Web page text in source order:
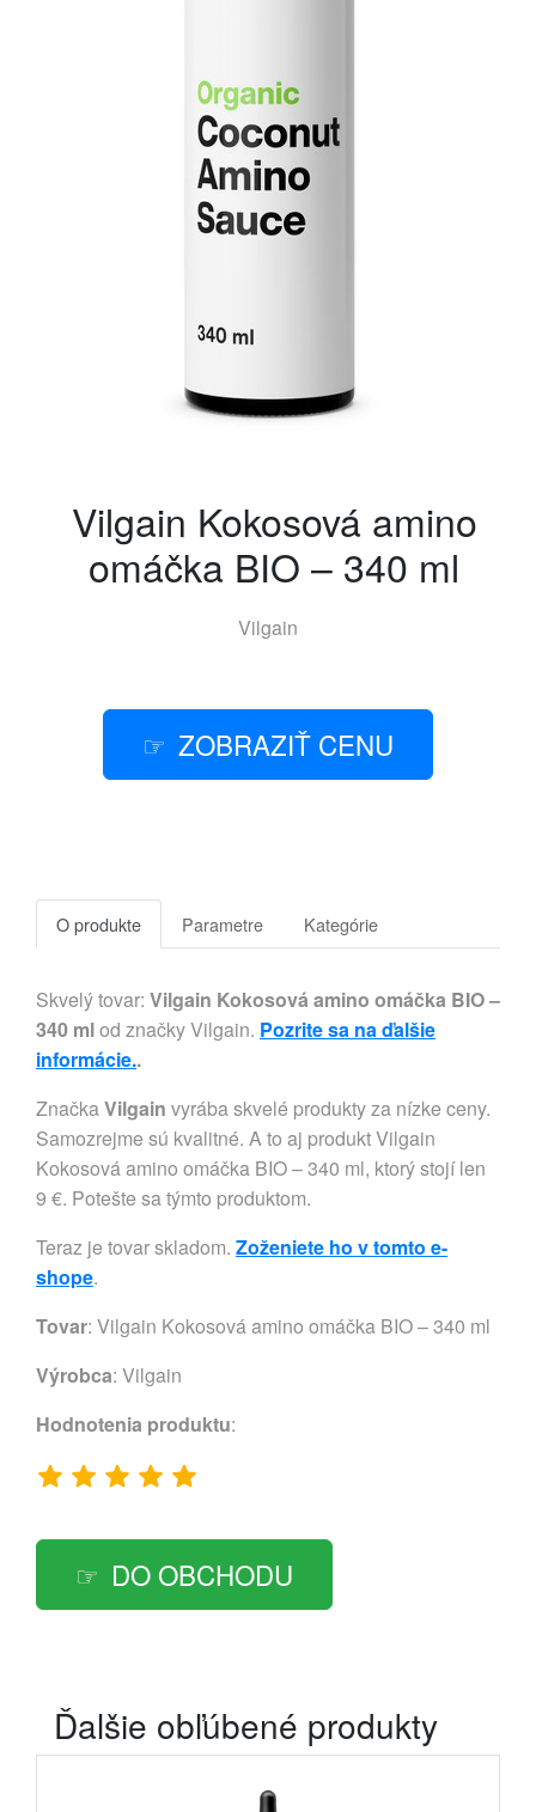
Vilgain Kokosová amino
omáčka BIO – 340 ml
Vilgain
ZOBRAZIŤ CENU
O produkte Parametre Kategórie
Skvelý tovar: Vilgain Kokosová amino omáčka BIO –
340 mlod značky Vilgain. Pozrite sa na ďalšie
informácie..
ZnačkaVilgain vyrába skvelé produkty za nízke ceny.
Samozrejme sú kvalitné. A to aj produkt Vilgain
Kokosová amino omáčka BIO – 340 ml, ktorý stojí len
9 €. Potešte sa týmto produktom.
Teraz je tovar skladom. Zoženiete ho v tomto e-
shope.
Tovar: Vilgain Kokosová amino omáčka BIO – 340 ml
Výrobca: Vilgain
Hodnotenia produktu:
DO OBCHODU
Ďalšie obľúbené produkty